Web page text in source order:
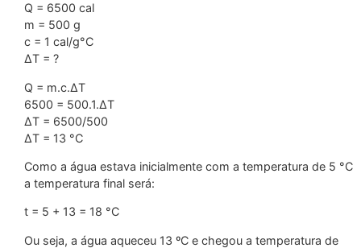
Q = 6500 cal
m = 500 g
c = 1 cal/g°C
∆T = ?
Q = m.c.∆T
6500 = 500.1.∆T
∆T = 6500/500
∆T = 13 °C
Como a água estava inicialmente com a temperatura de 5 °C
a temperatura final será:
t = 5 + 13 = 18 °C
Ou seja, a água aqueceu 13 ºC e chegou a temperatura de